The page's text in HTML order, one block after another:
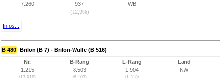
7.260
937
(12,9%)
WB
Infos...
B 480 Brilon (B 7) - Brilon-Wülfe (B 516)
Nr.
1.215
B-Rang
8.503
L-Rang
1.904
Land
NW